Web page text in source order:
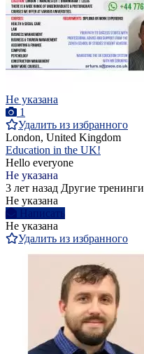
Не указана
1
Удалить из избранного
London, United Kingdom
Education in the UK!
Hello everyone
Не указана
3 лет назад Другие тренинги
Не указана
Написать
Не указана
Удалить из избранного